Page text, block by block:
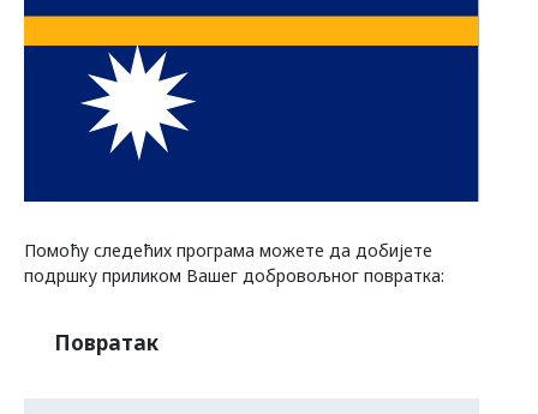
Централна служба за информације о помоћи при
повратку (ZIRF) - информације и саветовање
Програми савезних држава
Помоћу следећих програма можете да добијете
подршку приликом Вашег добровољног повратка:
Повратак